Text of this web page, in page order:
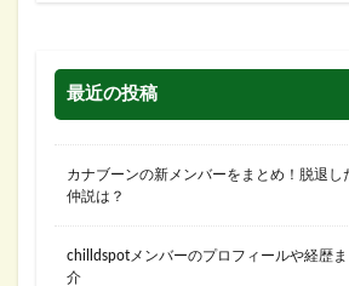
最近の投稿
カナブーンの新メンバーをまとめ！脱退し
仲説は？
chilldspotメンバーのプロフィールや経歴
介